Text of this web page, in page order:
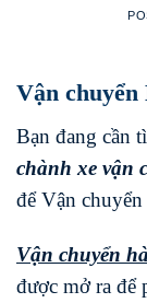
Vận chuyển
Bạn đang cần
chành xe vận
để Vận
Vận chuyển
được mở ra để